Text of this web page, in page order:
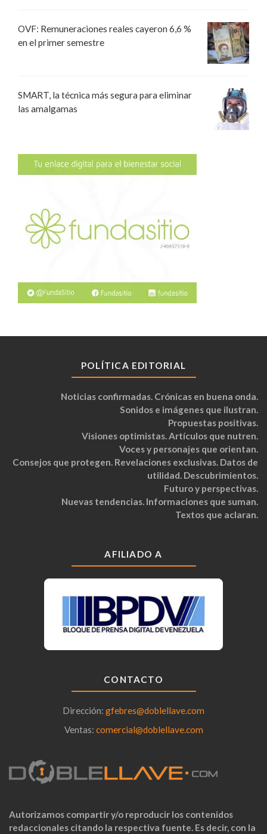
OVF: Remuneraciones reales cayeron 6,6 %
en el primer semestre
SMART, la técnica más segura para eliminar
las amalgamas
POLÍTICA EDITORIAL
Noticias confirmadas. Crónicas en buena onda.
Sonidos e imágenes que ilustran.
Propuestas positivas.
Visiones optimistas. Artículos que nutren.
Voces y personajes que orientan.
Consejos que protegen. Revelaciones exclusivas. Datos de
utilidad. Descubrimientos.
Futuro y perspectivas.
Nuevas tendencias. Informaciones que suman.
Textos que aclaran.
AFILIADO A
CONTACTO
Dirección: gfebres@doblellave.com
Ventas: comercial@doblellave.com
Autorizamos compartir y/o reproducir los contenidos
redaccionales citando la respectiva fuente. Es decir, con la